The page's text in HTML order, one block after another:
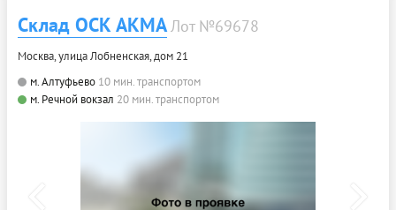
Склад ОСК АКМАЛот №69678
Москва, улица Лобненская, дом 21
м. Алтуфьево 10 мин. транспортом
м. Речной вокзал 20 мин. транспортом